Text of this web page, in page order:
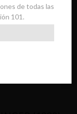
de todas las
101.